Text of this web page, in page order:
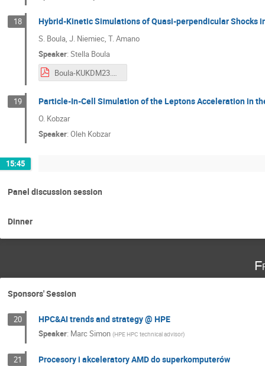
18 Hybrid-Kinetic Simulations of Quasi-perpendicular Shocks
S. Boula, J. Niemiec, T. Amano
Speaker: Stella Boula
Boula-KUKDM23.pdf
19 Particle-In-Cell Simulation of the Leptons Acceleration in
O. Kobzar
Speaker: Oleh Kobzar
15:45
Panel discussion session
Dinner
Sponsors' Session
20 HPC&AI trends and strategy @ HPE
Speaker: Marc Simon (HPE HPC technical advisor)
21 Procesory i akceleratory AMD do superkomputerów